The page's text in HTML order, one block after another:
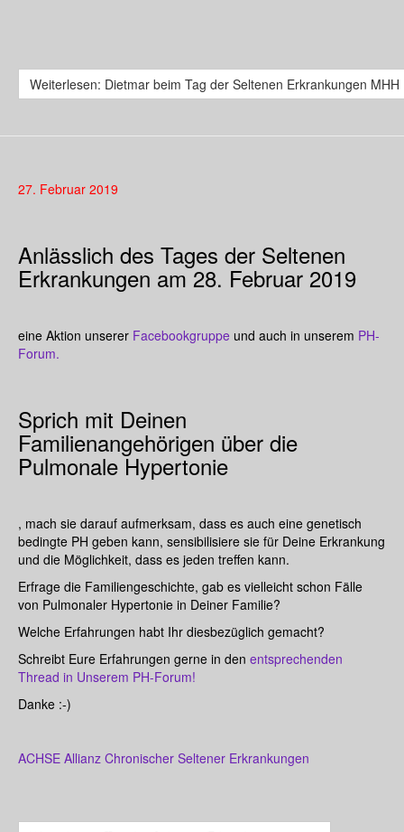
Weiterlesen: Dietmar beim Tag der Seltenen Erkrankungen MHH
27. Februar 2019
Anlässlich des Tages der Seltenen
Erkrankungen am 28. Februar 2019
eine Aktion unserer Facebookgruppe und auch in unserem PH-
Forum.
Sprich mit Deinen
Familienangehörigen über die
Pulmonale Hypertonie
, mach sie darauf aufmerksam, dass es auch eine genetisch
bedingte PH geben kann, sensibilisiere sie für Deine Erkrankung
und die Möglichkeit, dass es jeden treffen kann.
Erfrage die Familiengeschichte, gab es vielleicht schon Fälle
von Pulmonaler Hypertonie in Deiner Familie?
Welche Erfahrungen habt Ihr diesbezüglich gemacht?
Schreibt Eure Erfahrungen gerne in den entsprechenden
Thread in Unserem PH-Forum!
Danke :-)
ACHSE Allianz Chronischer Seltener Erkrankungen